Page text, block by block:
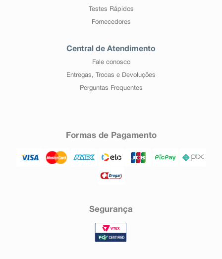
Testes Rápidos
Fornecedores
Central de Atendimento
Fale conosco
Entregas, Trocas e Devoluções
Perguntas Frequentes
Formas de Pagamento
Segurança